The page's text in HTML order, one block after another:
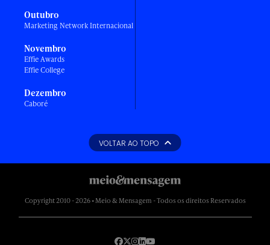
Outubro
Marketing Network Internacional
Novembro
Effie Awards
Effie College
Dezembro
Caboré
VOLTAR AO TOPO
Copyright 2010 - 2026 • Meio & Mensagem - Todos os direitos Reservados